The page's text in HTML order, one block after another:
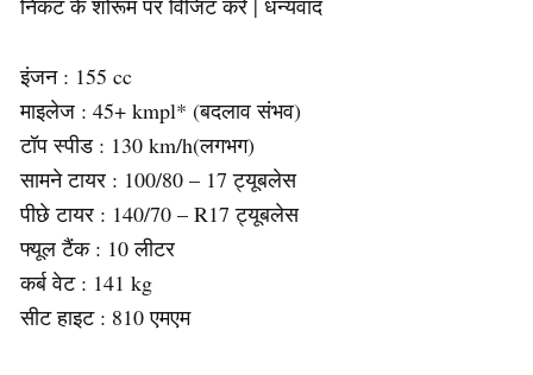
निकट के शोरूम पर विजिट करें | धन्यवाद
इंजन : 155 cc
माइलेज : 45+ kmpl* (बदलाव संभव)
टॉप स्पीड : 130 km/h(लगभग)
सामने टायर : 100/80 – 17 ट्यूबलेस
पीछे टायर : 140/70 – R17 ट्यूबलेस
फ्यूल टैंक : 10 लीटर
कर्ब वेट : 141 kg
सीट हाइट : 810 एमएम